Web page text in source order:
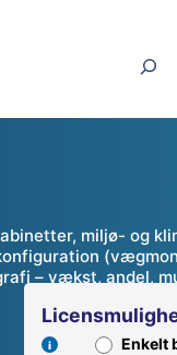
miljø- og
– vækst, andel,
Enkelt